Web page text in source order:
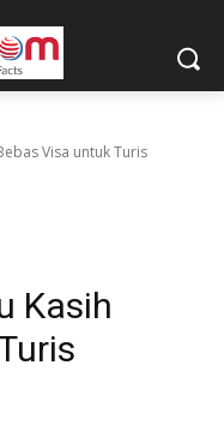
Visa untuk Turis
Kasih